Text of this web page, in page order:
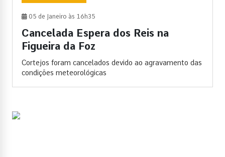
05 de Janeiro às 16h35
Cancelada Espera dos Reis na
Figueira da Foz
Cortejos foram cancelados devido ao agravamento das
condições meteorológicas